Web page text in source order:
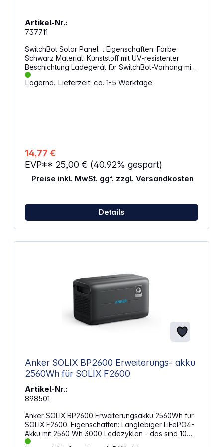
Mikroampere für minimalen Eigenverbrauch Drei
DC-Ausgänge (6V/2A, 9V/1,3A, 12V/1A) für
nach Schutzklasse IP66 für Außeneinsätze
Einsatztemperatur von -20 bis +60 Grad Celsius für
extreme Bedingungen
Artikel-Nr.:
737711
SwitchBot Solar Panel . Eigenschaften: Farbe:
Schwarz Material: Kunststoff mit UV-resistenter
Beschichtung Ladegerät für SwitchBot-Vorhang mit
U/Rod/I-Modellen 8 Monate bei voller Ladung
verwendbar Einfach einstecken und verwenden
Lagernd, Lieferzeit: ca. 1-5 Werktage
14,77 €
EVP** 25,00 € (40.92% gespart)
Preise inkl. MwSt. ggf. zzgl. Versandkosten
Details
Anker SOLIX BP2600 Erweiterungs- akku
2560Wh für SOLIX F2600
Artikel-Nr.:
898501
Anker SOLIX BP2600 Erweiterungsakku 2560Wh für
SOLIX F2600. Eigenschaften: Langlebiger LiFePO4-
Akku mit 2560 Wh 3000 Ladezyklen - das sind 10
Jahre bei täglicher Nutzung Erweiterungsakku für